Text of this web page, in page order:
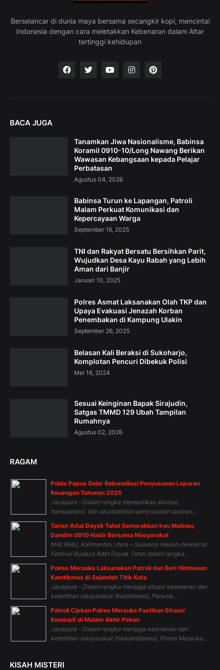
Berselancar di dunia maya bersama secangkir kopi, mencintai
Indonesia dengan cara meletakkan Kebenaran dalam Altar
tertinggi kehidupan
BACA JUGA
Tanamkan Jiwa Nasionalisme, Babinsa
Koramil 0910-10/Long Nawang Berikan
Wawasan Kebangsaan kepada Pelajar
Perbatasan
Agustus 04, 2026
Babinsa Turun ke Lapangan, Patroli
Malam Perkuat Komunikasi dan
Kepercayaan Warga
September 16, 2025
TNI dan Rakyat Bersatu Bersihkan Parit,
Wujudkan Desa Kayu Rabah yang Lebih
Aman dari Banjir
Januari 10, 2025
Polres Asmat Laksanakan Olah TKP dan
Upaya Evakuasi Jenazah Korban
Penembakan di Kampung Ulakin
September 26, 2025
Belasan Kali Beraksi di Sukoharjo,
Komplotan Pencuri Dibekuk Polisi
Mei 16, 2024
Sesuai Keinginan Bapak Sirajudin,
Satgas TMMD 129 Ubah Tampilan
Rumahnya
Agustus 02, 2026
RAGAM
Polda Papua Gelar Rekonsiliasi Penyusunan Laporan
Keuangan Tahunan 2025
Jayapura – Dalam rangka memastikan akurasi,
transparansi, dan akuntabilitas penyusunan laporan...
Tarian Adat Dayak Tahol Semarakkan Irau Malinau,
Dandim 0910 Hadir Bersama Masyarakat
MALINAU, Kalimantan Utara – Suasana meriah mewarnai
Festival Budaya Adat Dayak Tahol dalam rangka...
Polres Merauke Laksanakan Patroli dan Beri Himbauan
Kamtibmas di Sejumlah Titik Kota
Jayapura – Dalam rangka menjaga situasi keamanan dan
ketertiban masyarakat (Kamtibmas), Perwira...
Patroli Cipkon Polres Merauke Pastikan Situasi
Kondusif di Malam Akhir Pekan
Jayapura – Dalam rangka menjaga keamanan dan
ketertiban masyarakat (harkamtibmas), Polres Merauke...
KISAH MISTERI